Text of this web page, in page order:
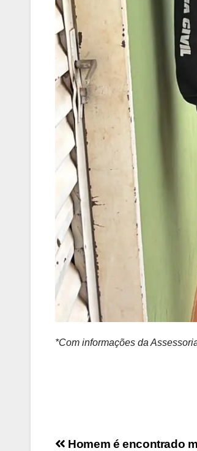
*Com informações da
Homem é encontrado